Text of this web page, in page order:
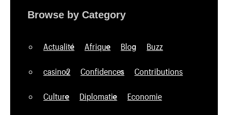
Browse by Category
Actualité Afrique Blog Buzz
casino2 Confidences Contributions
Culture Diplomatie Economie